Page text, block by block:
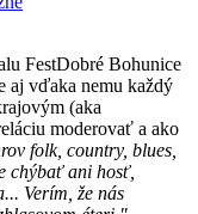
FestDobré Bohunice
aj vďaka nemu každý
(aka
moderovať a ako
folk, country, blues,
chýbať ani hosť,
Verím, že nás